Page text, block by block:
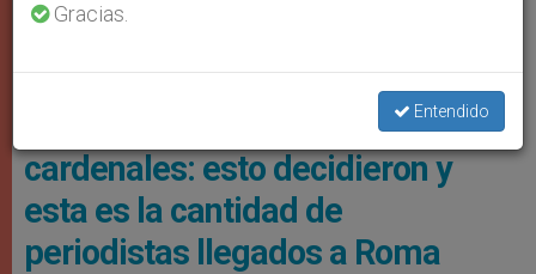
Durante Nueve Días Consecutivos Se Celebran Celebraciones
Foto: Vatican Media
Por segunda vez se reúnen los
cardenales: esto decidieron y
esta es la cantidad de
periodistas llegados a Roma
Gracias.
Entendido